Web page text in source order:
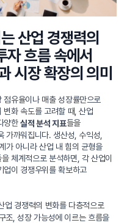
산업 경쟁력의
흐름 속에서
시장 확장의 의미
유율이나 매출 성장률만으로
변화 속도를 고려할 때, 산업
양한실적 분석 지표들을
가까워집니다. 생산성, 수익성,
가 아니라 산업 내 힘의 균형을
체계적으로 분석하면, 각 산업이
업이 경쟁우위를 확보하고
업 경쟁력의 변화를 다층적으로
조, 성장 가능성에 이르는 흐름을